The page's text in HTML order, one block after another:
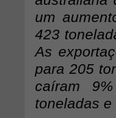
um
423
As
para 205
caíram
toneladas e